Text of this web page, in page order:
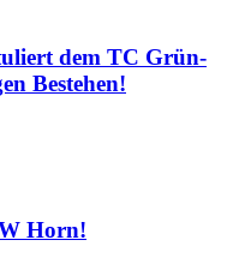
dem TC Grün-
Bestehen!
Horn!